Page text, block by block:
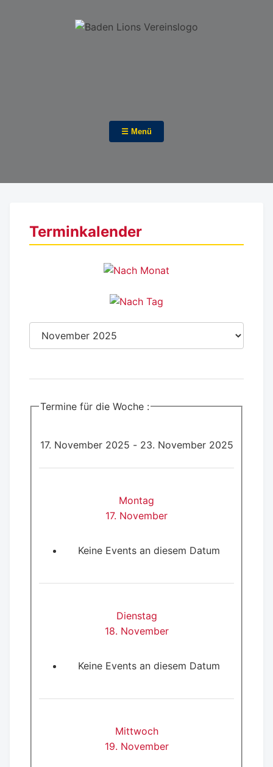
☰ Menü
Terminkalender
Termine für die Woche :
17. November 2025 - 23. November 2025
Montag
17. November
Keine Events an diesem Datum
Dienstag
18. November
Keine Events an diesem Datum
Mittwoch
19. November